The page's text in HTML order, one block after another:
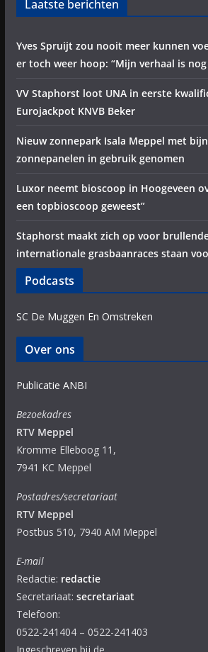
Laatste berichten
Yves Spruijt zou nooit meer kunnen
er toch weer hoop: “Mijn verhaal is
VV Staphorst loot UNA in eerste
Eurojackpot KNVB Beker
Nieuw zonnepark Isala Meppel met
zonnepanelen in gebruik genomen
Luxor neemt bioscoop in Hoogeveen
een topbioscoop geweest”
Staphorst maakt zich op voor
internationale grasbaanraces staan
Podcasts
SC De Muggen En Omstreken
Over ons
Publicatie ANBI
Bezoekadres
RTV Meppel
Kromme Elleboog 11,
7941 KC Meppel
Postadres/secretariaat
RTV Meppel
Postbus 510, 7940 AM Meppel
E-mail
Redactie: redactie
Secretariaat: secretariaat
Telefoon:
0522-241404 – 0522-241403